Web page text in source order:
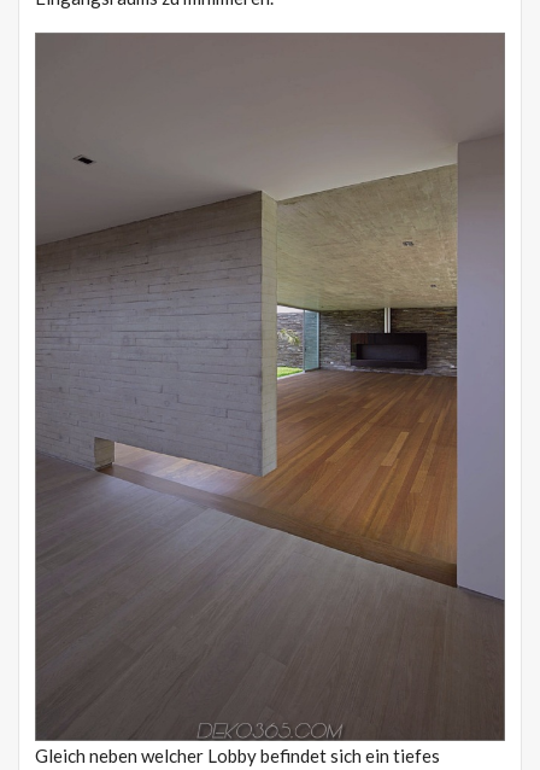
Gleich neben welcher Lobby befindet sich ein tiefes